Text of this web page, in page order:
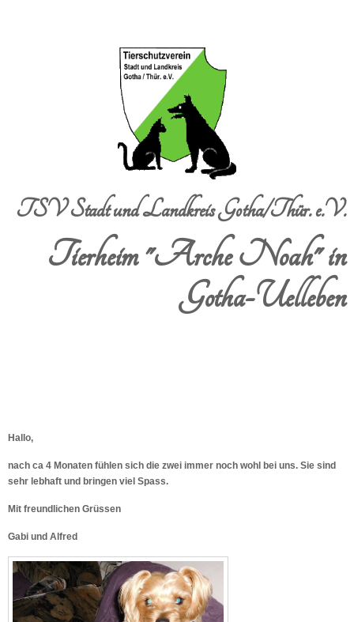
TSV Stadt und Landkreis Gotha/Thür. e.V.
Tierheim "Arche Noah" in
Gotha-Uelleben
Hallo,
nach ca 4 Monaten fühlen sich die zwei immer noch wohl bei uns. Sie sind
sehr lebhaft und bringen viel Spass.
Mit freundlichen Grüssen
Gabi und Alfred